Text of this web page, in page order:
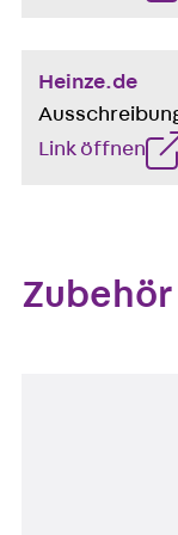
Heinze.de
Link öffnen
Zubehör